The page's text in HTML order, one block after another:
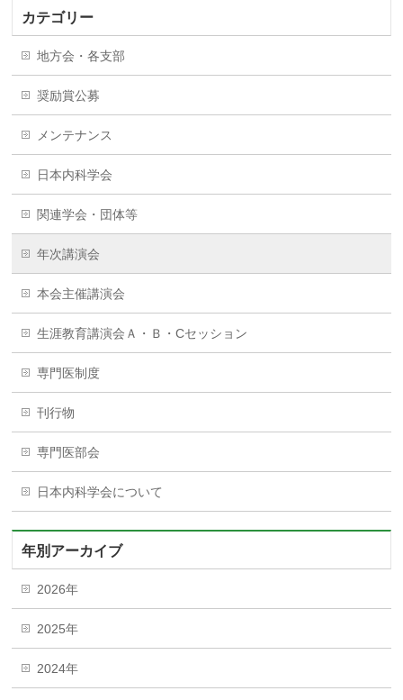
カテゴリー
地方会・各支部
奨励賞公募
メンテナンス
日本内科学会
関連学会・団体等
年次講演会
本会主催講演会
生涯教育講演会Ａ・Ｂ・Cセッション
専門医制度
刊行物
専門医部会
日本内科学会について
年別アーカイブ
2026年
2025年
2024年